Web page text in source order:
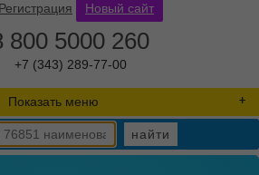
Регистрация Новый сайт
800 5000 260
+7 (343) 289-77-00
Показать меню
найти